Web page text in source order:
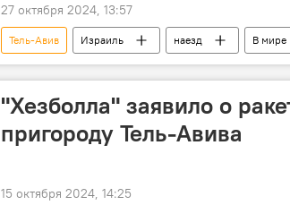
27 октября 2024, 13:57
Тель-Авив Израиль наезд В мире
"Хезболла" заявило о
пригороду Тель-Авива
15 октября 2024, 14:25